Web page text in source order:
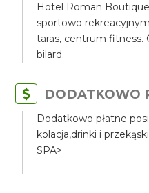
Hotel Roman
sportowo
taras, centrum fitness.
bilard.
DODATKOWO
Dodatkowo płatne
kolacja,drinki i
SPA>